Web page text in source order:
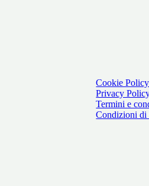
Cookie Policy
Privacy
Termini e
Condizioni di